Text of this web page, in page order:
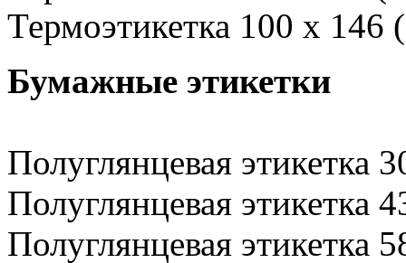
Термоэтикетка 100 х 146
Бумажные этикетки
Полуглянцевая этикетка
Полуглянцевая этикетка
Полуглянцевая этикетка